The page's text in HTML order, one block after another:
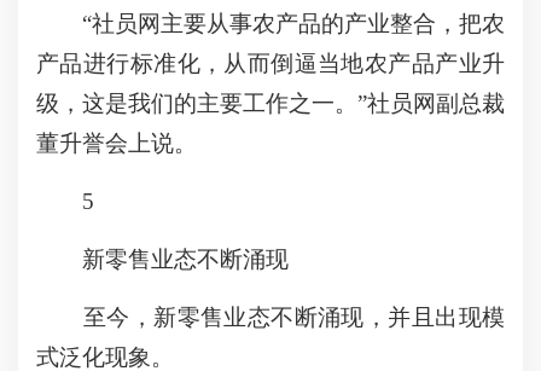
“社员网主要从事农产品的产业整合，把农
产品进行标准化，从而倒逼当地农产品产业升
级，这是我们的主要工作之一。”社员网副总裁
董升誉会上说。
5
新零售业态不断涌现
至今，新零售业态不断涌现，并且出现模
式泛化现象。